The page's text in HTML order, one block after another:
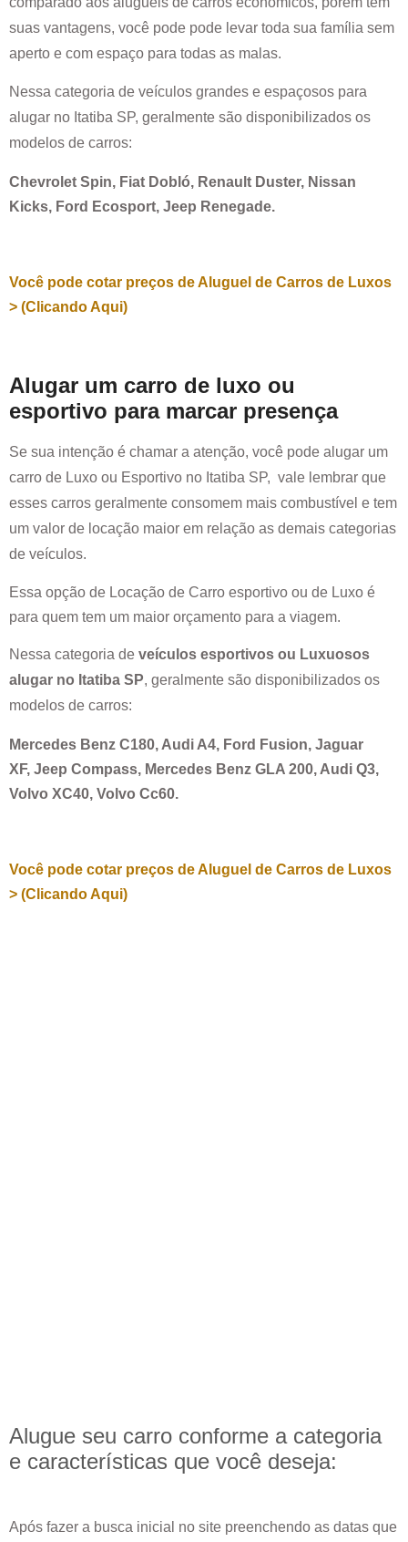
suas vantagens, você pode pode levar toda sua família sem
aperto e com espaço para todas as malas.
Nessa categoria de veículos grandes e espaçosos para
alugar no Itatiba SP, geralmente são disponibilizados os
modelos de carros:
Chevrolet Spin, Fiat Dobló, Renault Duster, Nissan
Kicks, Ford Ecosport, Jeep Renegade.
Você pode cotar preços de Aluguel de Carros de Luxos
> (Clicando Aqui)
Alugar um carro de luxo ou
esportivo para marcar presença
Se sua intenção é chamar a atenção, você pode alugar um
carro de Luxo ou Esportivo no Itatiba SP, vale lembrar que
esses carros geralmente consomem mais combustível e tem
um valor de locação maior em relação as demais categorias
de veículos.
Essa opção de Locação de Carro esportivo ou de Luxo é
para quem tem um maior orçamento para a viagem.
Nessa categoria de veículos esportivos ou Luxuosos
alugar no Itatiba SP, geralmente são disponibilizados os
modelos de carros:
Mercedes Benz C180, Audi A4, Ford Fusion, Jaguar
XF, Jeep Compass, Mercedes Benz GLA 200, Audi Q3,
Volvo XC40, Volvo Cc60.
Você pode cotar preços de Aluguel de Carros de Luxos
> (Clicando Aqui)
Alugue seu carro conforme a categoria
e características que você deseja:
Após fazer a busca inicial no site preenchendo as datas que